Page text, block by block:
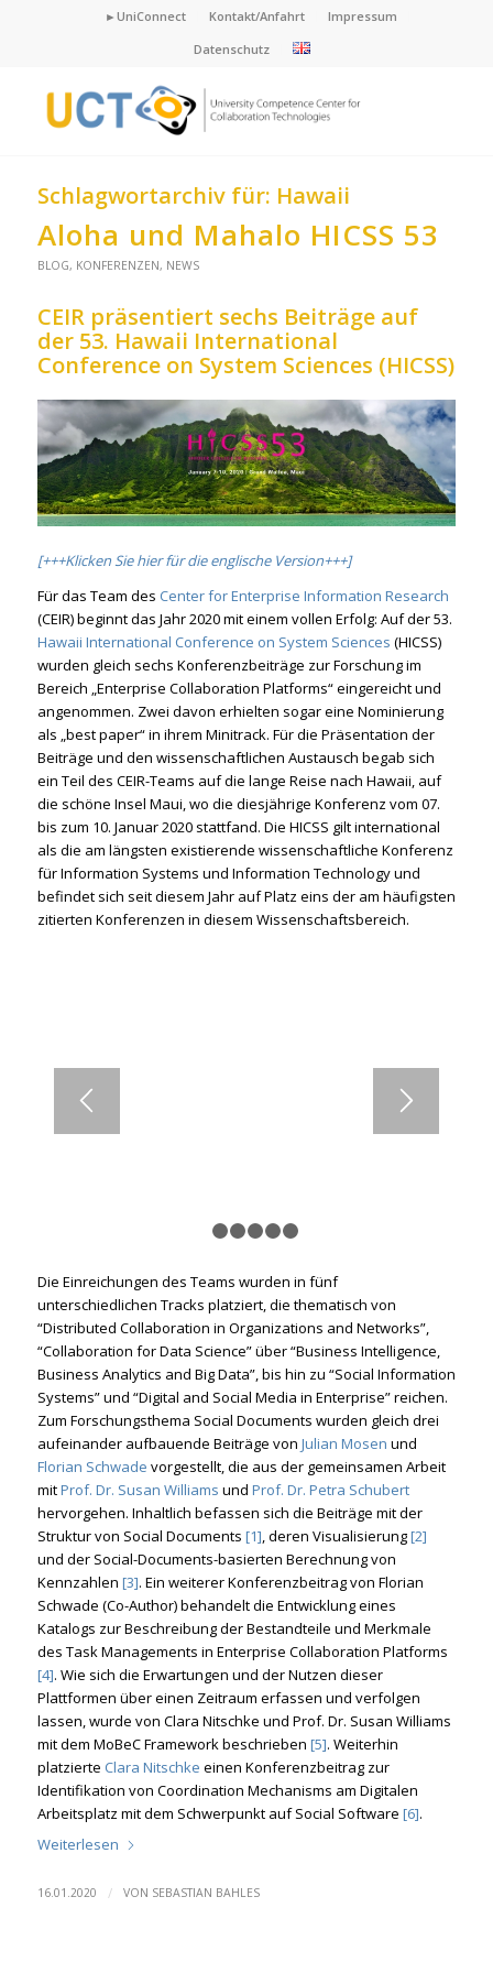
►UniConnect Kontakt/Anfahrt
Impressum
Datenschutz
Schlagwortarchiv für: Hawaii
Aloha und Mahalo HICSS 53
BLOG, KONFERENZEN, NEWS
CEIR präsentiert sechs Beiträge auf
der 53. Hawaii International
Conference on System Sciences (HICSS)
[+++Klicken Sie hier für die englische Version+++]
Für das Team des Center for Enterprise Information Research
(CEIR) beginnt das Jahr 2020 mit einem vollen Erfolg: Auf der 53.
Hawaii International Conference on System Sciences (HICSS)
wurden gleich sechs Konferenzbeiträge zur Forschung im
Bereich „Enterprise Collaboration Platforms“ eingereicht und
angenommen. Zwei davon erhielten sogar eine Nominierung
als „best paper“ in ihrem Minitrack. Für die Präsentation der
Beiträge und den wissenschaftlichen Austausch begab sich
ein Teil des CEIR-Teams auf die lange Reise nach Hawaii, auf
die schöne Insel Maui, wo die diesjährige Konferenz vom 07.
bis zum 10. Januar 2020 stattfand. Die HICSS gilt international
als die am längsten existierende wissenschaftliche Konferenz
für Information Systems und Information Technology und
befindet sich seit diesem Jahr auf Platz eins der am häufigsten
zitierten Konferenzen in diesem Wissenschaftsbereich.
Die Einreichungen des Teams wurden in fünf
unterschiedlichen Tracks platziert, die thematisch von
“Distributed Collaboration in Organizations and Networks”,
“Collaboration for Data Science” über “Business Intelligence,
Business Analytics and Big Data”, bis hin zu “Social Information
Systems” und “Digital and Social Media in Enterprise” reichen.
Zum Forschungsthema Social Documents wurden gleich drei
aufeinander aufbauende Beiträge von Julian Mosen und
Florian Schwade vorgestellt, die aus der gemeinsamen Arbeit
mitProf. Dr. Susan Williams und Prof. Dr. Petra Schubert
hervorgehen. Inhaltlich befassen sich die Beiträge mit der
Struktur von Social Documents [1], deren Visualisierung[2]
und der Social-Documents-basierten Berechnung von
Kennzahlen [3]. Ein weiterer Konferenzbeitrag von Florian
Schwade (Co-Author) behandelt die Entwicklung eines
Katalogs zur Beschreibung der Bestandteile und Merkmale
des Task Managements in Enterprise Collaboration Platforms
[4]. Wie sich die Erwartungen und der Nutzen dieser
Plattformen über einen Zeitraum erfassen und verfolgen
lassen, wurde von Clara Nitschke und Prof. Dr. Susan Williams
mit dem MoBeC Framework beschrieben [5]. Weiterhin
platzierte Clara Nitschke einen Konferenzbeitrag zur
Identifikation von Coordination Mechanisms am Digitalen
Arbeitsplatz mit dem Schwerpunkt auf Social Software [6].
Weiterlesen
16.01.2020 / VON SEBASTIAN BAHLES